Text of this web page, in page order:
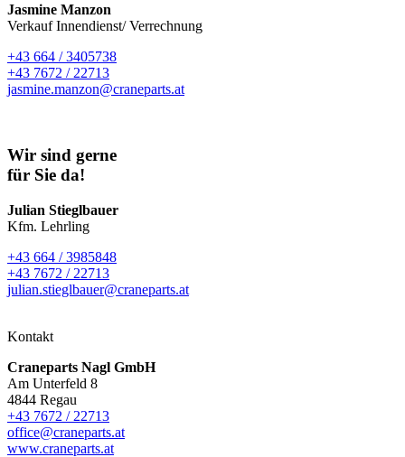
Jasmine Manzon
Verkauf Innendienst/ Verrechnung
+43 664 / 3405738
+43 7672 / 22713
jasmine.manzon@craneparts.at
Wir sind gerne
für Sie da!
Julian Stieglbauer
Kfm. Lehrling
+43 664 / 3985848
+43 7672 / 22713
julian.stieglbauer@craneparts.at
Kontakt
Craneparts Nagl GmbH
Am Unterfeld 8
4844 Regau
+43 7672 / 22713
office@craneparts.at
www.craneparts.at